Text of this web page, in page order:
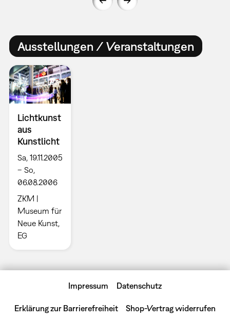
Ausstellungen / Veranstaltungen
Lichtkunst
aus
Kunstlicht
Sa, 19.11.2005
– So,
06.08.2006
ZKM |
Museum für
Neue Kunst,
EG
Impressum Datenschutz
Erklärung zur Barrierefreiheit Shop-Vertrag widerrufen